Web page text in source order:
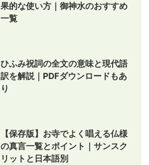
果的な使い方｜御神水のおすすめ
一覧
ひふみ祝詞の全文の意味と現代語
訳を解説｜PDFダウンロードもあ
り
【保存版】お寺でよく唱える仏様
の真言一覧とポイント｜サンスク
リットと日本語別